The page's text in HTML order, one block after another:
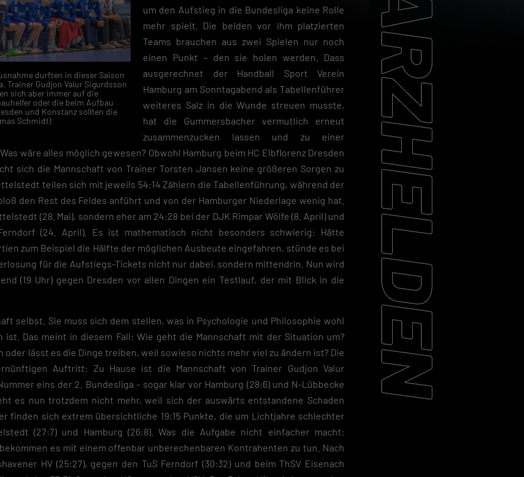
durften in dieser Saison
Trainer Gudjon Valur Sigurdsson
sich aber immer auf die
oder die beim Aufbau
und Konstanz sollten die
Schmidt)
um den Aufstieg in die Bundesliga keine Rolle
mehr spielt. Die beiden vor ihm platzierten
Teams brauchen aus zwei Spielen nur noch
einen Punkt – den sie holen werden. Dass
ausgerechnet der Handball Sport Verein
Hamburg am Sonntagabend als Tabellenführer
weiteres Salz in die Wunde streuen musste,
hat die Gummersbacher vermutlich erneut
zusammenzucken lassen und zu einer
wäre alles möglich gewesen? Obwohl Hamburg beim HC Elbflorenz Dresden
sich die Mannschaft von Trainer Torsten Jansen keine größeren Sorgen zu
teilen sich mit jeweils 54:14 Zählern die Tabellenführung, während der
den Rest des Feldes anführt und von der Hamburger Niederlage wenig hat.
(28. Mai), sondern eher am 24:28 bei der DJK Rimpar Wölfe (8. April) und
(24. April). Es ist mathematisch nicht besonders schwierig: Hätte
zum Beispiel die Hälfte der möglichen Ausbeute eingefahren, stünde es bei
für die Aufstiegs-Tickets nicht nur dabei, sondern mittendrin. Nun wird
(19 Uhr) gegen Dresden vor allen Dingen ein Testlauf, der mit Blick in die
selbst. Sie muss sich dem stellen, was in Psychologie und Philosophie wohl
ist. Das meint in diesem Fall: Wie geht die Mannschaft mit der Situation um?
oder lässt es die Dinge treiben, weil sowieso nichts mehr viel zu ändern ist? Die
Auftritt: Zu Hause ist die Mannschaft von Trainer Gudjon Valur
eins der 2. Bundesliga – sogar klar vor Hamburg (28:6) und N-Lübbecke
es nun trotzdem nicht mehr, weil sich der auswärts entstandene Schaden
finden sich extrem übersichtliche 19:15 Punkte, die um Lichtjahre schlechter
(27:7) und Hamburg (26:8). Was die Aufgabe nicht einfacher macht:
es mit einem offenbar unberechenbaren Kontrahenten zu tun. Nach
HV (25:27), gegen den TuS Ferndorf (30:32) und beim ThSV Eisenach